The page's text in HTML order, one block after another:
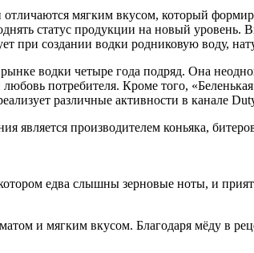
мягким вкусом, который
статус продукции на новый уровень.
создании водки родниковую воду,
водки четыре года подряд. Она
потребителя. Кроме того,
различные активности в канале
является производителем коньяка,
едва слышны зерновые ноты, и
и мягким вкусом. Благодаря мёду в